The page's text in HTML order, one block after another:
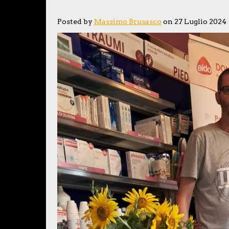
Posted by Massimo Brusasco on 27 Luglio 2024